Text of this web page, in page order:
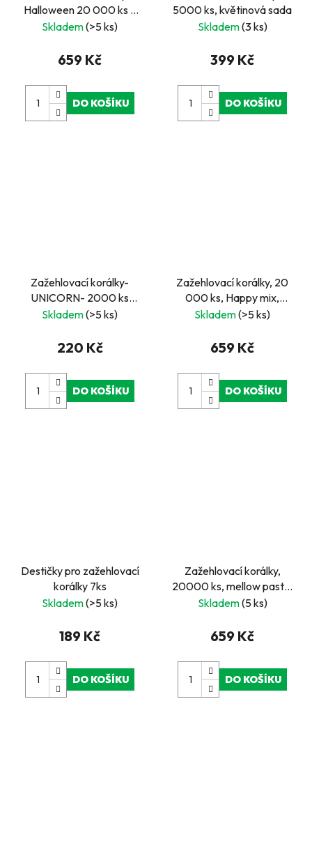
Halloween 20 000 ks –
kreativní sada v kbelíku
Skladem(>5 ks)
659 Kč
DO KOŠÍKU
5000 ks, květinová sada
Skladem(3 ks)
399 Kč
DO KOŠÍKU
Zažehlovací korálky-
UNICORN- 2000 ks
korálků, 1 ks tvarované
Skladem(>5 ks)
220 Kč
DO KOŠÍKU
Zažehlovací korálky, 20
000 ks, Happy mix,
pastelové barvy - kbelík
Skladem(>5 ks)
659 Kč
DO KOŠÍKU
Destičky pro zažehlovací
korálky 7ks
Skladem(>5 ks)
189 Kč
DO KOŠÍKU
Zažehlovací korálky,
20000 ks, mellow pastel
- kbelík
Skladem(5 ks)
659 Kč
DO KOŠÍKU